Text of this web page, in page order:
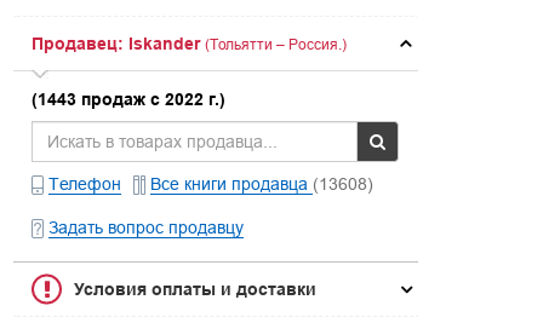
Продавец: Iskander (Тольятти – Россия.)
(1443 продаж с 2022 г.)
Телефон Все книги продавца (13608)
Задать вопрос продавцу
Условия оплаты и доставки